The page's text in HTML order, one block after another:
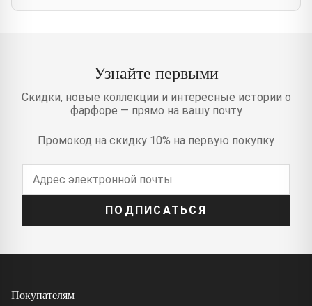
Узнайте первыми
Скидки, новые коллекции и интересные истории о
фарфоре — прямо на вашу почту
Промокод на скидку 10% на первую покупку
ПОДПИСАТЬСЯ
Покупателям